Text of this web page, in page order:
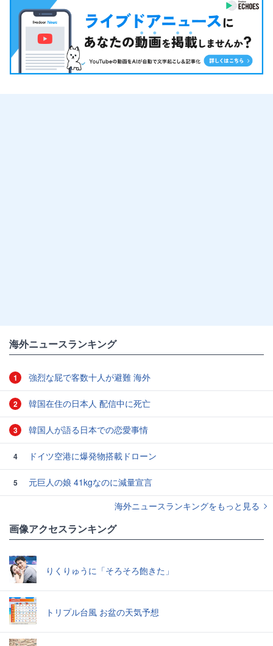
海外ニュースランキング
1 強烈な屁で客数十人が避難 海外
2 韓国在住の日本人 配信中に死亡
3 韓国人が語る日本での恋愛事情
4 ドイツ空港に爆発物搭載ドローン
5
元巨人の娘 41kgなのに減量宣言
海外ニュースランキングをもっと見る
画像アクセスランキング
りくりゅうに「そろそろ飽きた」
トリプル台風 お盆の天気予想